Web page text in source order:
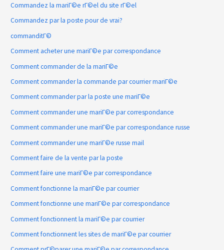
Commandez la mariГ©e rГ©el du site rГ©el
Commandez par la poste pour de vrai?
commanditГ©
Comment acheter une mariГ©e par correspondance
Comment commander de la mariГ©e
Comment commander la commande par courrier mariГ©e
Comment commander par la poste une mariГ©e
Comment commander une mariГ©e par correspondance
Comment commander une mariГ©e par correspondance russe
Comment commander une mariГ©e russe mail
Comment faire de la vente par la poste
Comment faire une mariГ©e par correspondance
Comment fonctionne la mariГ©e par courrier
Comment fonctionne une mariГ©e par correspondance
Comment fonctionnent la mariГ©e par courrier
Comment fonctionnent les sites de mariГ©e par courrier